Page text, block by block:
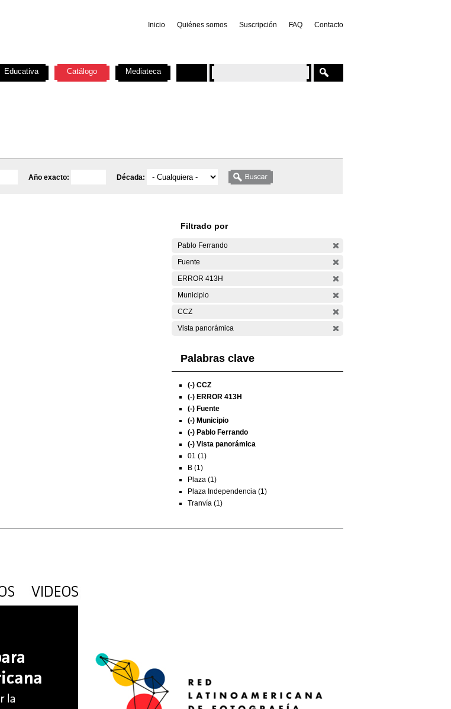
Inicio Quiénes somos Suscripción FAQ Contacto
Año exacto: Década:
Filtrado por
Pablo Ferrando
Fuente
ERROR 413H
Municipio
CCZ
Vista panorámica
Palabras clave
(-) CCZ
(-) ERROR 413H
(-) Fuente
(-) Municipio
(-) Pablo Ferrando
(-) Vista panorámica
01 (1)
B (1)
Plaza (1)
Plaza Independencia (1)
Tranvía (1)
Educativa Catálogo Mediateca